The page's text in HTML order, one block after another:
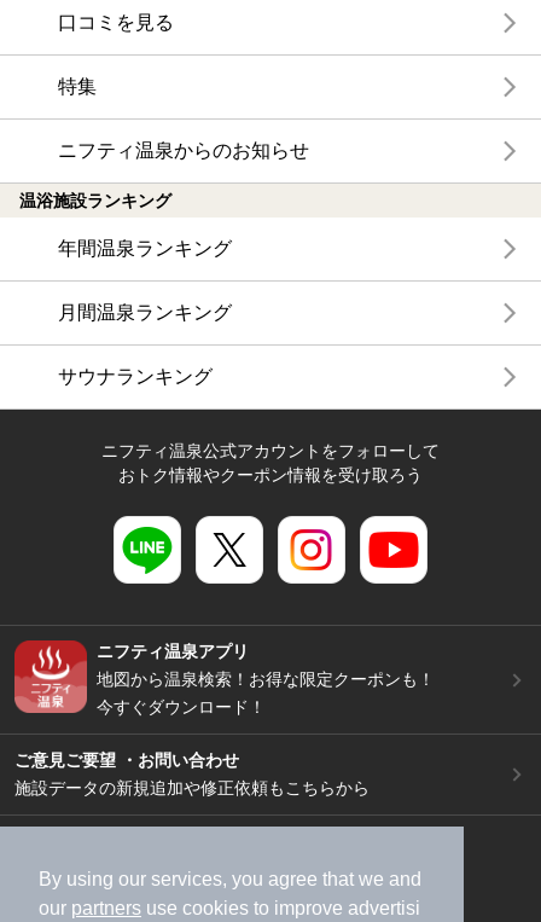
By using our services, you agree that we and
our partners use cookies to improve advertisi
口コミを見る
特集
ニフティ温泉からのお知らせ
温浴施設ランキング
年間温泉ランキング
月間温泉ランキング
サウナランキング
ニフティ温泉公式アカウントをフォローして
おトク情報やクーポン情報を受け取ろう
ニフティ温泉アプリ
地図から温泉検索！お得な限定クーポンも！
今すぐダウンロード！
ご意見ご要望 ・お問い合わせ
施設データの新規追加や修正依頼もこちらから
加盟店募集（資料請求）
広告出稿のご案内
利用規約
ライフスタイルMEMBERS+規約